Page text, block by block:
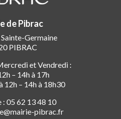
de Pibrac
Germaine
PIBRAC
et Vendredi :
– 14h à 17h
12h – 14h à 18h30
: 05 62 13 48 10
pibrac.fr